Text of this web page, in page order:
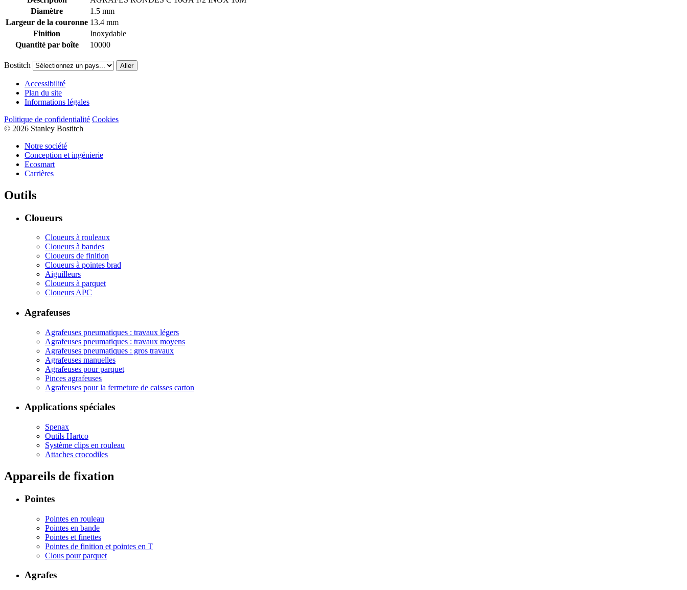
Diamètre
1.5 mm
Largeur de la couronne 13.4 mm
Finition
Inoxydable
Quantité par boîte
10000
Bostitch Aller
Accessibilité
Plan du site
Informations légales
Politique de confidentialité Cookies
© 2026 Stanley Bostitch
Notre société
Conception et ingénierie
Ecosmart
Carrières
Outils
Cloueurs
Cloueurs à rouleaux
Cloueurs à bandes
Cloueurs de finition
Cloueurs à pointes brad
Aiguilleurs
Cloueurs à parquet
Cloueurs APC
Agrafeuses
Agrafeuses pneumatiques : travaux légers
Agrafeuses pneumatiques : travaux moyens
Agrafeuses pneumatiques : gros travaux
Agrafeuses manuelles
Agrafeuses pour parquet
Pinces agrafeuses
Agrafeuses pour la fermeture de caisses carton
Applications spéciales
Spenax
Outils Hartco
Système clips en rouleau
Attaches crocodiles
Appareils de fixation
Pointes
Pointes en rouleau
Pointes en bande
Pointes et finettes
Pointes de finition et pointes en T
Clous pour parquet
Agrafes